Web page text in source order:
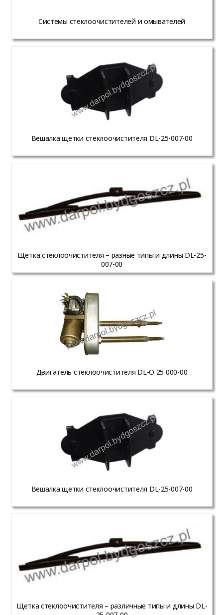
Системы стеклоочистителей и омывателей
Вешалка щетки стеклоочистителя DL-25-007-00
Щетка стеклоочистителя – разные типы и длины DL-25-
007-00
Двигатель стеклоочистителя DL-O 25 000-00
Вешалка щетки стеклоочистителя DL-25-007-00
Щетка стеклоочистителя – различные типы и длины DL-